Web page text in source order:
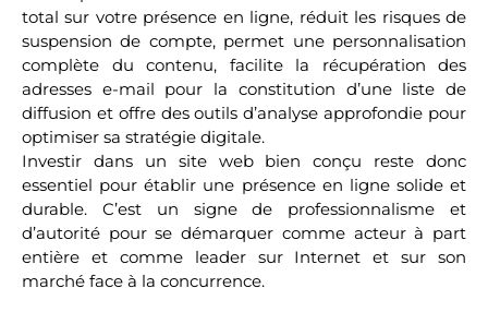
total sur votre présence en ligne, réduit les risques de
suspension de compte, permet une personnalisation
complète du contenu, facilite la récupération des
adresses e-mail pour la constitution d’une liste de
diffusion et offre des outils d’analyse approfondie pour
optimiser sa stratégie digitale.
Investir dans un site web bien conçu reste donc
essentiel pour établir une présence en ligne solide et
durable. C’est un signe de professionnalisme et
d’autorité pour se démarquer comme acteur à part
entière et comme leader sur Internet et sur son
marché face à la concurrence.